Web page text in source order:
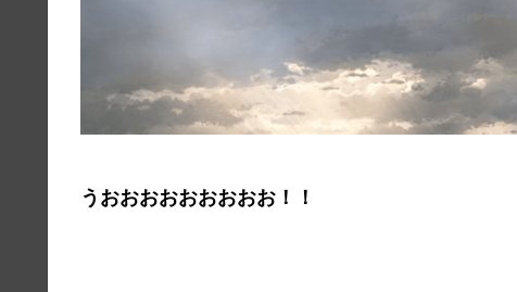
うおおおおおおおおお！！